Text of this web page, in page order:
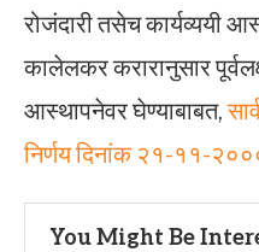
रोजंदारी तसेच कार्यव्ययी
कालेलकर करारानुसार
आस्थापनेवर घेण्याबाबत,
निर्णय दिनांक २१-११-
You Might Be